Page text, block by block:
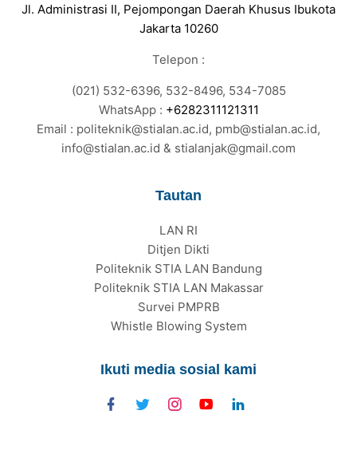
Jl. Administrasi II, Pejompongan Daerah Khusus Ibukota
Jakarta 10260
Telepon :
(021) 532-6396, 532-8496, 534-7085
WhatsApp : +6282311121311
Email : politeknik@stialan.ac.id, pmb@stialan.ac.id,
info@stialan.ac.id & stialanjak@gmail.com
Tautan
LAN RI
Ditjen Dikti
Politeknik STIA LAN Bandung
Politeknik STIA LAN Makassar
Survei PMPRB
Whistle Blowing System
Ikuti media sosial kami